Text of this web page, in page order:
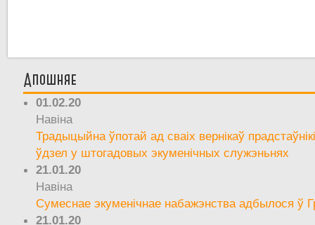
Апошняе
01.02.20
Навіна
Традыцыйна ўпотай ад сваіх вернікаў
ўдзел у штогадовых экуменічных служэньнях
21.01.20
Навіна
Сумеснае экуменічнае набажэнства адбылося ў
21.01.20